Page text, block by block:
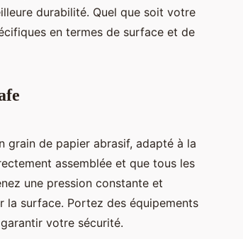
durabilité. Quel que soit votre
en termes de surface et de
grain de papier abrasif, adapté à la
assemblée et que tous les
une pression constante et
surface. Portez des équipements
votre sécurité.